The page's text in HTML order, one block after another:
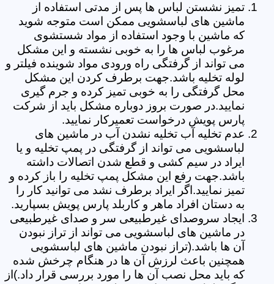
تمیز نشستن لباس ها پس از مدتی استفاده از
ماشین های لباسشویی ممکن است متوجه شوید
که ماشین با وجود استفاده از مواد شستشوی
مرغوب لباس ها را به خوبی نشسته و این مشکل
می تواند از گرفتگی راه ورودی مواد شوینده فیلتر و
لوله تخلیه باشد.جهت برطرف کردن این مشکل
محل گرفتگی را به خوبی تمیز کرده و جرم گیری
نمایید.در صورت بروز دوباره مشکل باید از شرکت
پارس پویش درخواست تعمیرکار نمایید.
عدم تخلیه آب تخلیه نشدن آب در ماشین های
لباسشویی می تواند از گرفتگی در پمپ تخلیه و یا
ایراد در سیم کشی و قطع شدن اتصالات داشته
باشد.جهت رفع این مشکل پمپ تخلیه را باز کرده و
تمیز نمایید.اگر ایراد برطرف نشد می توانید کار را
به دستان افراد ماهر و کاربلد پارس پویش بسپارید.
ایجاد سروصدای غیرطبیعی سر و صدای غیرطبیعی
در ماشین های لباسشویی می تواند از تراز نبودن
آن ها باشد.(تراز نبودن ماشین های لباسشویی
همچنین باعث لرزش آن ها در هنگام چرخش شده
که باید محل نصب آن ها را مورد بررسی قرار داد.)از